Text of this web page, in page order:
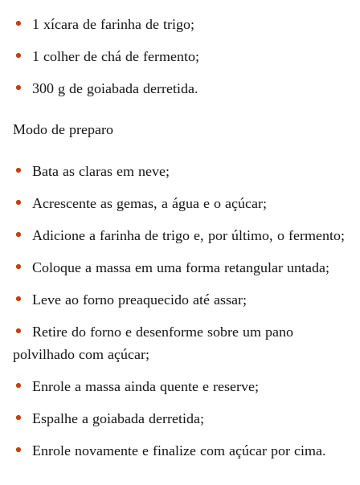
1 xícara de farinha de trigo;
1 colher de chá de fermento;
300 g de goiabada derretida.
Modo de preparo
Bata as claras em neve;
Acrescente as gemas, a água e o açúcar;
Adicione a farinha de trigo e, por último, o fermento;
Coloque a massa em uma forma retangular untada;
Leve ao forno preaquecido até assar;
Retire do forno e desenforme sobre um pano
polvilhado com açúcar;
Enrole a massa ainda quente e reserve;
Espalhe a goiabada derretida;
Enrole novamente e finalize com açúcar por cima.